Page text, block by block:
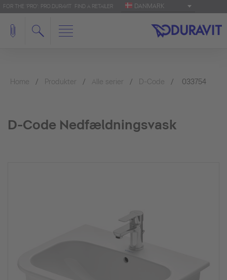
FOR THE 'PRO': PRO.DURAVIT FIND A RETAILER DANMARK
Home Produkter Alle serier D-Code 033754
D-Code Nedfældningsvask